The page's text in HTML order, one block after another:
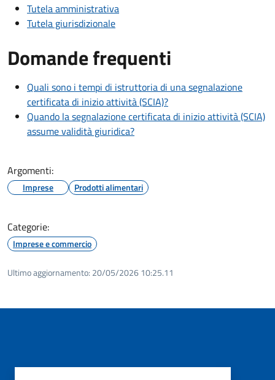
Tutela amministrativa
Tutela giurisdizionale
Domande frequenti
Quali sono i tempi di istruttoria di una segnalazione
certificata di inizio attività (SCIA)?
Quando la segnalazione certificata di inizio attività (SCIA)
assume validità giuridica?
Argomenti:
Imprese Prodotti alimentari
Categorie:
Imprese e commercio
Ultimo aggiornamento: 20/05/2026 10:25.11